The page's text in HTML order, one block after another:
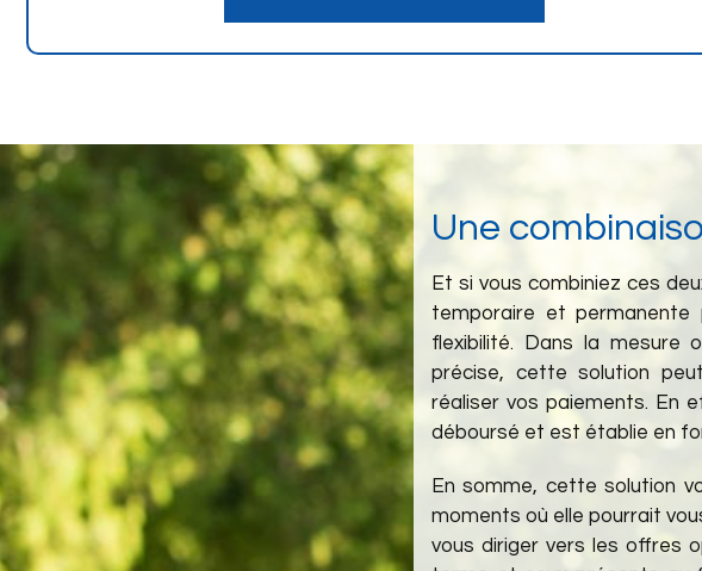
Une
Et si vous combiniez ces
temporaire et
flexibilité. Dans la mesure
précise, cette solution
réaliser vos paiements. En
déboursé et est établie en
En somme, cette solution
moments où elle pourrait
vous diriger vers les offres